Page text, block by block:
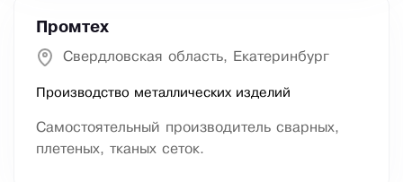
Промтех
Свердловская область, Екатеринбург
Производство металлических изделий
Самостоятельный производитель сварных,
плетеных, тканых сеток.